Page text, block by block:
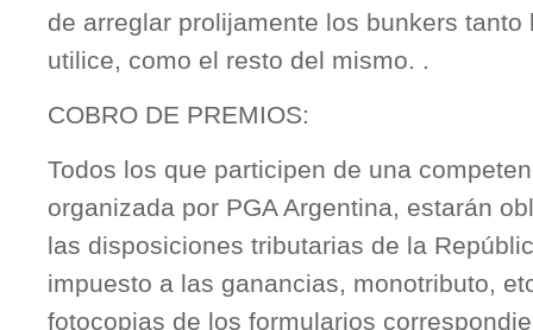
de arreglar prolijamente los bunkers
utilice, como el resto del mismo. .
COBRO DE PREMIOS:
Todos los que participen de una
organizada por PGA Argentina, estarán
las disposiciones tributarias de la
impuesto a las ganancias, monotributo,
fotocopias de los formularios